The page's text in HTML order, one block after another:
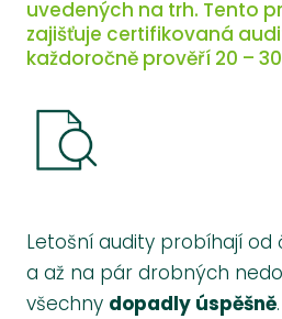
uvedených na trh. Tento
zajišťuje certifikovaná
každoročně prověří 20 –
Letošní audity probíhají od
a až na pár drobných
všechny dopadly úspěšně